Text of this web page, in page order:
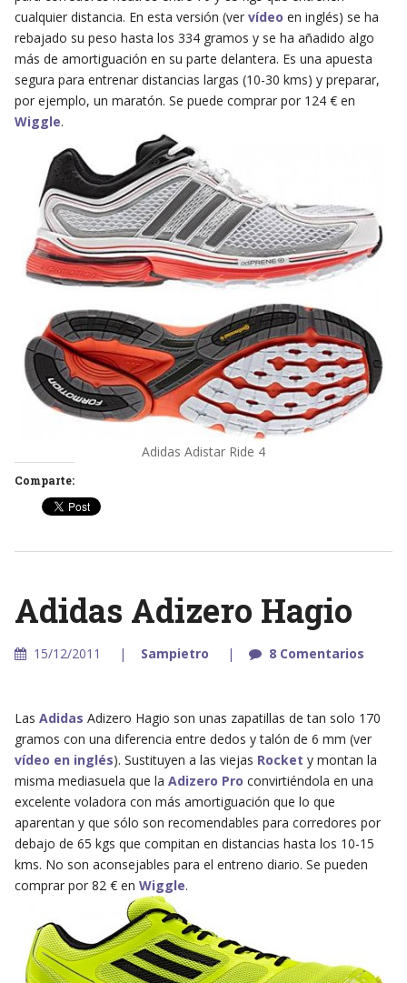
cualquier distancia. En esta versión (ver vídeo en inglés) se ha
rebajado su peso hasta los 334 gramos y se ha añadido algo
más de amortiguación en su parte delantera. Es una apuesta
segura para entrenar distancias largas (10-30 kms) y preparar,
por ejemplo, un maratón. Se puede comprar por 124 € en
Wiggle.
Adidas Adistar Ride 4
Comparte:
Adidas Adizero Hagio
15/12/2011 Sampietro 8 Comentarios
Las Adidas Adizero Hagio son unas zapatillas de tan solo 170
gramos con una diferencia entre dedos y talón de 6 mm (ver
vídeo en inglés). Sustituyen a las viejas Rocket y montan la
misma mediasuela que la Adizero Pro convirtiéndola en una
excelente voladora con más amortiguación que lo que
aparentan y que sólo son recomendables para corredores por
debajo de 65 kgs que compitan en distancias hasta los 10-15
kms. No son aconsejables para el entreno diario. Se pueden
comprar por 82 € en Wiggle.